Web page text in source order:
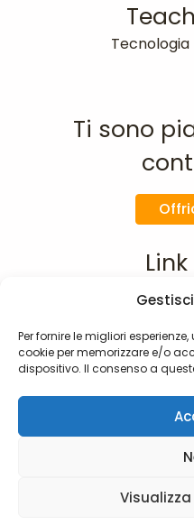
Per fornire le migliori
cookie per memorizzare e/o
dispositivo. Il consenso a
su questo sito. Non
negativamente su alcune
Ti sono
©2026